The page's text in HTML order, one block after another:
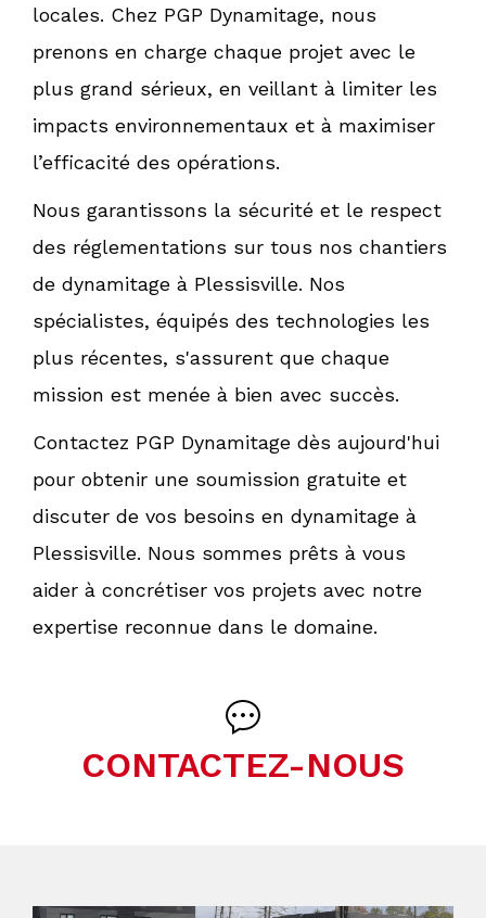
locales. Chez PGP Dynamitage, nous
prenons en charge chaque projet avec le
plus grand sérieux, en veillant à limiter les
impacts environnementaux et à maximiser
l’efficacité des opérations.
Nous garantissons la sécurité et le respect
des réglementations sur tous nos chantiers
de dynamitage à Plessisville. Nos
spécialistes, équipés des technologies les
plus récentes, s'assurent que chaque
mission est menée à bien avec succès.
Contactez PGP Dynamitage dès aujourd'hui
pour obtenir une soumission gratuite et
discuter de vos besoins en dynamitage à
Plessisville. Nous sommes prêts à vous
aider à concrétiser vos projets avec notre
expertise reconnue dans le domaine.
CONTACTEZ-NOUS